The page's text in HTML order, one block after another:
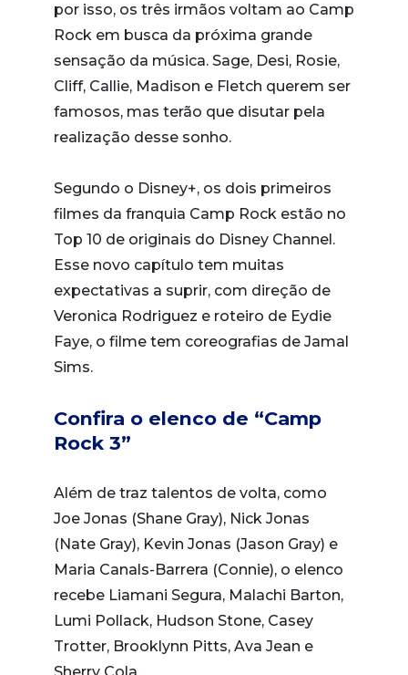
por isso, os três irmãos voltam ao Camp
Rock em busca da próxima grande
sensação da música. Sage, Desi, Rosie,
Cliff, Callie, Madison e Fletch querem ser
famosos, mas terão que disutar pela
realização desse sonho.
Segundo o Disney+, os dois primeiros
filmes da franquia Camp Rock estão no
Top 10 de originais do Disney Channel.
Esse novo capítulo tem muitas
expectativas a suprir, com direção de
Veronica Rodriguez e roteiro de Eydie
Faye, o filme tem coreografias de Jamal
Sims.
Confira o elenco de “Camp
Rock 3”
Além de traz talentos de volta, como
Joe Jonas (Shane Gray), Nick Jonas
(Nate Gray), Kevin Jonas (Jason Gray) e
Maria Canals-Barrera (Connie), o elenco
recebe Liamani Segura, Malachi Barton,
Lumi Pollack, Hudson Stone, Casey
Trotter, Brooklynn Pitts, Ava Jean e